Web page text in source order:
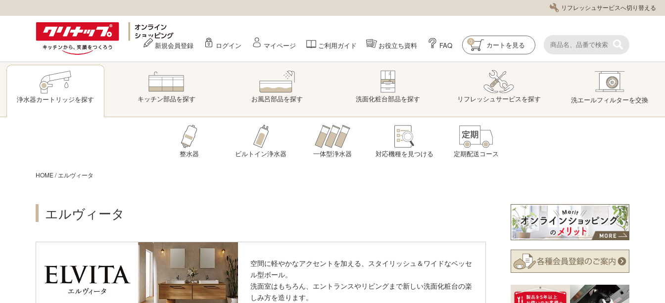
リフレッシュサービスへ切り替える
新規会員登録 ログイン マイページ ご利用ガイド お役立ち資料 FAQ カート を見る
0
浄水器カートリッジを探す キッチン部品を探す お風呂部品を探す 洗面化粧台部品を探す リフレッシュサービスを探す 洗エールフィルターを交換
整水器 ビルトイン浄水器 一体型浄水器 対応機種を見つける 定期配送コース
HOME/エルヴィータ
エルヴィータ
空間に軽やかなアクセントを加える、スタイリッシュ＆ワイドなベッセ
ル型ボール。
洗面室はもちろん、エントランスやリビングまで新しい洗面化粧台の楽
しみ方を造ります。